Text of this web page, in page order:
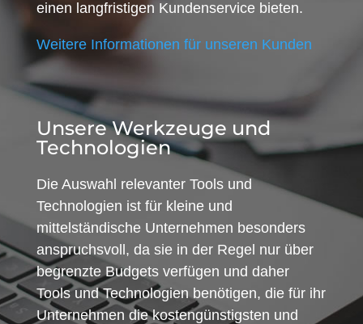
einen langfristigen Kundenservice bieten.
Weitere Informationen für unseren Kunden
Unsere Werkzeuge und
Technologien
Die Auswahl relevanter Tools und
Technologien ist für kleine und
mittelständische Unternehmen besonders
anspruchsvoll, da sie in der Regel nur über
begrenzte Budgets verfügen und daher
Tools und Technologien benötigen, die für ihr
Unternehmen die kostengünstigsten und